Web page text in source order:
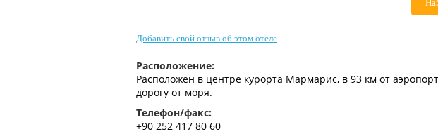
Добавить свой отзыв об этом отеле
Расположение:
Расположен в центре курорта Мармарис, в 93 км от
дорогу от моря.
Телефон/факс:
+90 252 417 80 60